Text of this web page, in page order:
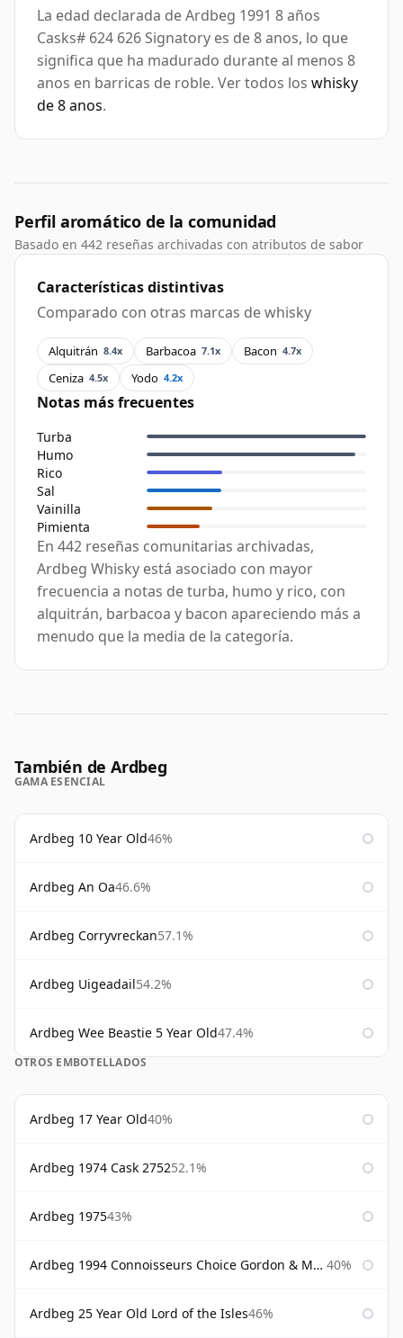
La edad declarada de Ardbeg 1991 8 años
Casks# 624 626 Signatory es de 8 anos, lo que
significa que ha madurado durante al menos 8
anos en barricas de roble. Ver todos los whisky
de 8 anos.
Perfil aromático de la comunidad
Basado en 442 reseñas archivadas con atributos de sabor
Características distintivas
Comparado con otras marcas de whisky
Alquitrán 8.4x Barbacoa 7.1x Bacon 4.7x
Ceniza 4.5x Yodo 4.2x
Notas más frecuentes
Turba
Humo
Rico
Sal
Vainilla
Pimienta
En 442 reseñas comunitarias archivadas,
Ardbeg Whisky está asociado con mayor
frecuencia a notas de turba, humo y rico, con
alquitrán, barbacoa y bacon apareciendo más a
menudo que la media de la categoría.
También de Ardbeg
GAMA ESENCIAL
Ardbeg 10 Year Old46%
Ardbeg An Oa46.6%
Ardbeg Corryvreckan57.1%
Ardbeg Uigeadail54.2%
Ardbeg Wee Beastie 5 Year Old47.4%
OTROS EMBOTELLADOS
Ardbeg 17 Year Old40%
Ardbeg 1974 Cask 275252.1%
Ardbeg 197543%
Ardbeg 1994 Connoisseurs Choice Gordon & Macphail 40%
Ardbeg 25 Year Old Lord of the Isles46%